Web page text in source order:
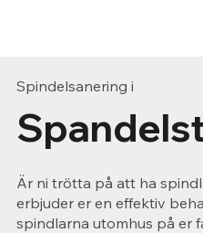
Spindelsanering i
Är ni trötta på att ha
erbjuder er en effektiv
spindlarna utomhus på er